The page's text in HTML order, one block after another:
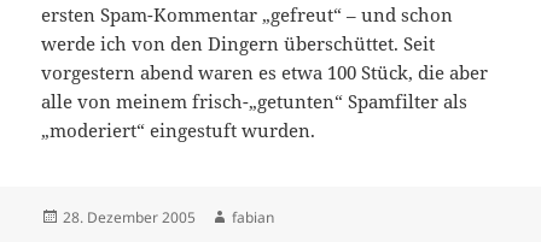
ersten Spam-Kommentar „gefreut“ – und schon
werde ich von den Dingern überschüttet. Seit
vorgestern abend waren es etwa 100 Stück, die aber
alle von meinem frisch-„getunten“ Spamfilter als
„moderiert“ eingestuft wurden.
Veröffentlicht
28. Dezember 2005 Autor
fabian